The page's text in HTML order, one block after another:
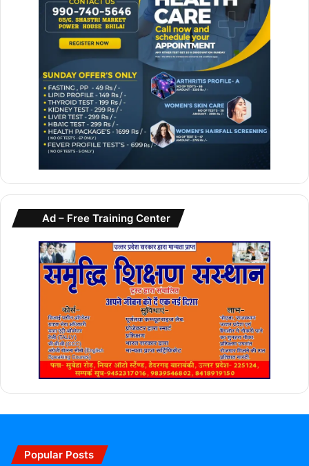
Ad – Free Training Center
Popular Posts